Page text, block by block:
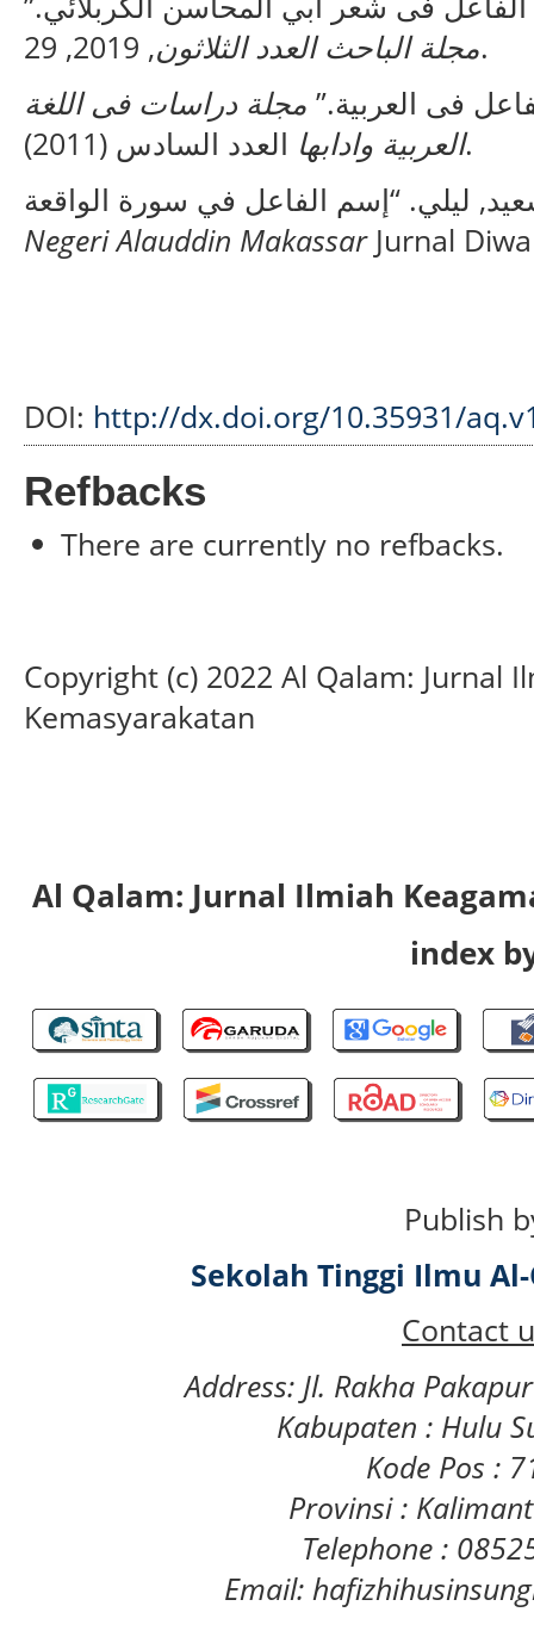
مجلة الباحث العدد الثلاثون, 2019, 29.
فى العربية.” مجلة دراسات فى اللغة
العربية وادابهاالعدد السادس (2011).
Negeri Alauddin MakassarJurnal
DOI: http://dx.doi.org/10.35931/
Refbacks
There are currently no refbacks.
Copyright (c) 2022 Al Qalam: Jurnal
Kemasyarakatan
Al Qalam: Jurnal Ilmiah
index
Publish
Sekolah Tinggi Ilmu
Contact
Address: Jl. Rakha
Kabupaten : Hulu
Kode Pos :
Provinsi :
Telephone :
Email: